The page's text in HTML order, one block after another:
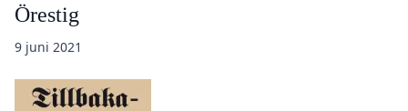
Örestig
9 juni 2021